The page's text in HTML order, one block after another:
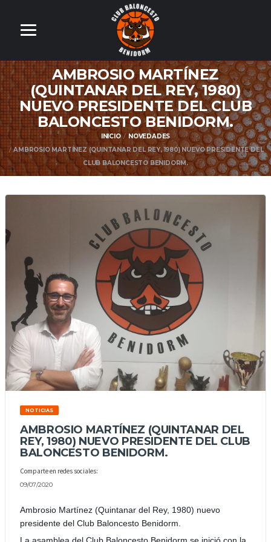
AMBROSIO MARTÍNEZ
(QUINTANAR DEL REY, 1980)
NUEVO PRESIDENTE DEL CLUB
BALONCESTO BENIDORM.
INICIO
NOVEDADES
AMBROSIO MARTÍNEZ (QUINTANAR DEL REY, 1980) NUEVO PRESIDENTE DEL
CLUB BALONCESTO BENIDORM.
NOTICIAS
AMBROSIO MARTÍNEZ (QUINTANAR DEL
REY, 1980) NUEVO PRESIDENTE DEL CLUB
BALONCESTO BENIDORM.
Comparte en redes sociales:
09/07/2020
Ambrosio Martínez (Quintanar del Rey, 1980) nuevo
presidente del Club Baloncesto Benidorm.